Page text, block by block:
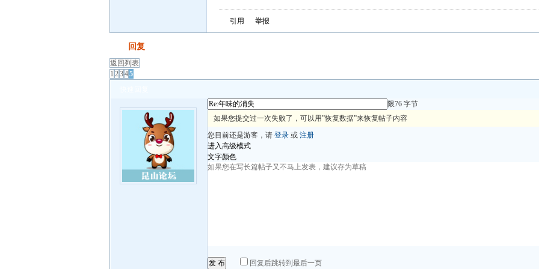
引用 举报
回复
返回列表
1 2345
限76 字节
如果您提交过一次失败了，可以用”恢复数据”来恢复帖子内容
您目前还是游客，请 登录 或 注册
进入高级模式
文字颜色
发 布 回复后跳转到最后一页